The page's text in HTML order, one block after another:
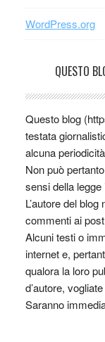
WordPress.org
QUESTO
Questo blog
testata
alcuna
Non può
sensi della legge
L’autore del
commenti ai
Alcuni testi o
internet e,
qualora la loro
d’autore,
Saranno